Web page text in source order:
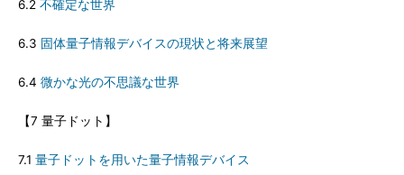
6.2 不確定な世界
6.3 固体量子情報デバイスの現状と将来展望
6.4 微かな光の不思議な世界
【7 量子ドット】
7.1 量子ドットを用いた量子情報デバイス